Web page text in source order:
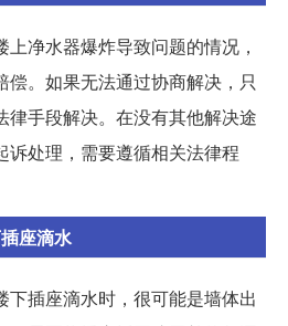
净水器爆炸导致问题的情况，
偿。如果无法通过协商解决，只
律手段解决。在没有其他解决途
诉处理，需要遵循相关法律程
座滴水
下插座滴水时，很可能是墙体出